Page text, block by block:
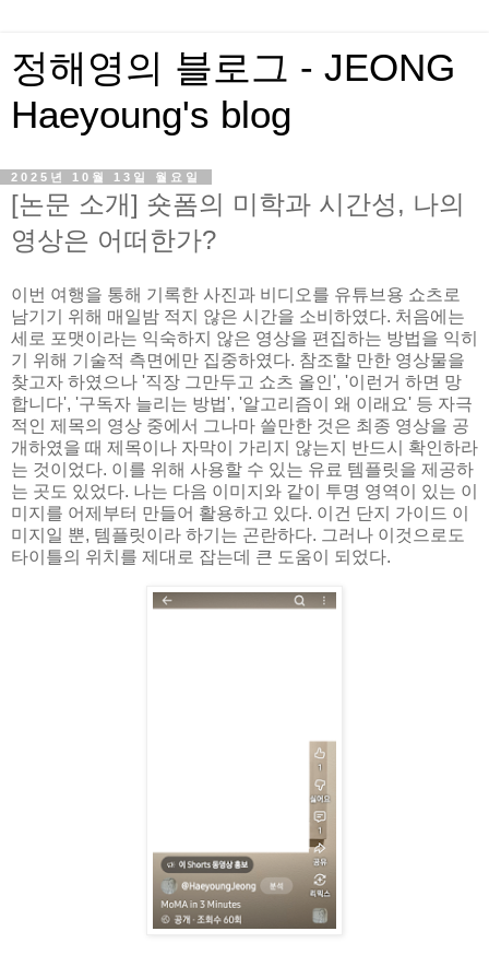
정해영의 블로그 - JEONG
Haeyoung's blog
2025년 10월 13일 월요일
[논문 소개] 숏폼의 미학과 시간성, 나의
영상은 어떠한가?
이번 여행을 통해 기록한 사진과 비디오를 유튜브용 쇼츠로
남기기 위해 매일밤 적지 않은 시간을 소비하였다. 처음에는
세로 포맷이라는 익숙하지 않은 영상을 편집하는 방법을 익히
기 위해 기술적 측면에만 집중하였다. 참조할 만한 영상물을
찾고자 하였으나 '직장 그만두고 쇼츠 올인', '이런거 하면 망
합니다', '구독자 늘리는 방법', '알고리즘이 왜 이래요' 등 자극
적인 제목의 영상 중에서 그나마 쓸만한 것은 최종 영상을 공
개하였을 때 제목이나 자막이 가리지 않는지 반드시 확인하라
는 것이었다. 이를 위해 사용할 수 있는 유료 템플릿을 제공하
는 곳도 있었다. 나는 다음 이미지와 같이 투명 영역이 있는 이
미지를 어제부터 만들어 활용하고 있다. 이건 단지 가이드 이
미지일 뿐, 템플릿이라 하기는 곤란하다. 그러나 이것으로도
타이틀의 위치를 제대로 잡는데 큰 도움이 되었다.